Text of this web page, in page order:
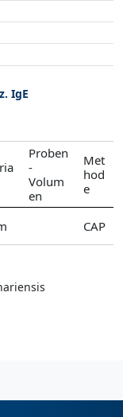
IgE
Proben
-
Volum
en
Met
hod
e
CAP